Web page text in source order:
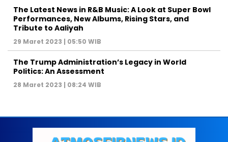
The Latest News in R&B Music: A Look at Super Bowl
Performances, New Albums, Rising Stars, and
Tribute to Aaliyah
29 Maret 2023 | 05:50 WIB
The Trump Administration’s Legacy in World
Politics: An Assessment
28 Maret 2023 | 08:24 WIB